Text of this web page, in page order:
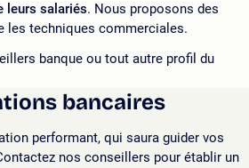
leurs salariés. Nous proposons des
les techniques commerciales.
banque ou tout autre profil du
bancaires
performant, qui saura guider vos
nos conseillers pour établir un